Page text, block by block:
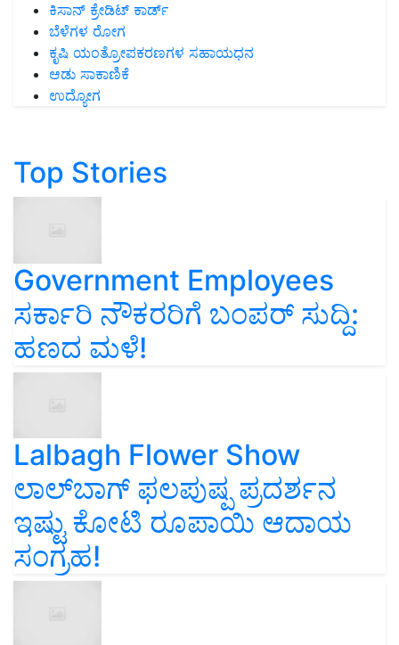
ಕಿಸಾನ್ ಕ್ರೇಡಿಟ್ ಕಾರ್ಡ್
ಬೆಳೆಗಳ ರೋಗ
ಕೃಷಿ ಯಂತ್ರೋಪಕರಣಗಳ ಸಹಾಯಧನ
ಆಡು ಸಾಕಾಣಿಕೆ
ಉದ್ಯೋಗ
Top Stories
Government Employees
ಸರ್ಕಾರಿ ನೌಕರರಿಗೆ ಬಂಪರ್‌ ಸುದ್ದಿ:
ಹಣದ ಮಳೆ!
Lalbagh Flower Show
ಲಾಲ್‌ಬಾಗ್ ಫಲಪುಷ್ಪ ಪ್ರದರ್ಶನ
ಇಷ್ಟು ಕೋಟಿ ರೂಪಾಯಿ ಆದಾಯ
ಸಂಗ್ರಹ!